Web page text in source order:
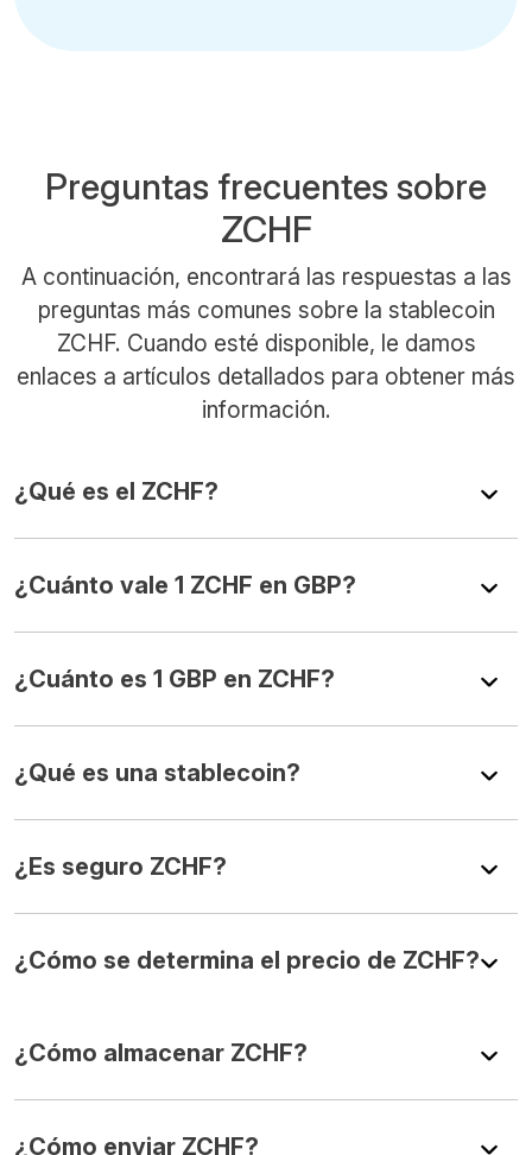
Preguntas frecuentes sobre
ZCHF
A continuación, encontrará las respuestas a las
preguntas más comunes sobre la stablecoin
ZCHF. Cuando esté disponible, le damos
enlaces a artículos detallados para obtener más
información.
¿Qué es el ZCHF?
¿Cuánto vale 1 ZCHF en GBP?
¿Cuánto es 1 GBP en ZCHF?
¿Qué es una stablecoin?
¿Es seguro ZCHF?
¿Cómo se determina el precio de ZCHF?
¿Cómo almacenar ZCHF?
¿Cómo enviar ZCHF?